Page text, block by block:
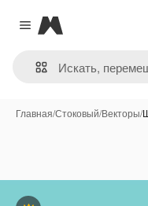
Close menu
Magnific
Главная/Стоковый/Векторы/